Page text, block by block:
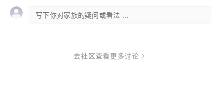
写下你对家族的疑问或看法 ...
去社区查看更多讨论